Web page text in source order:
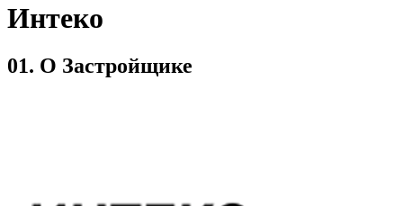
Интеко
01. О Застройщике